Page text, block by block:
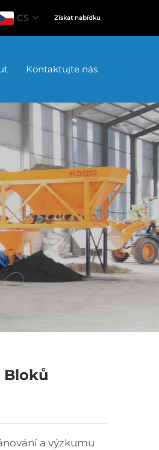
CS Získat nabídku
Kontaktujte nás
Bloků
a výzkumu